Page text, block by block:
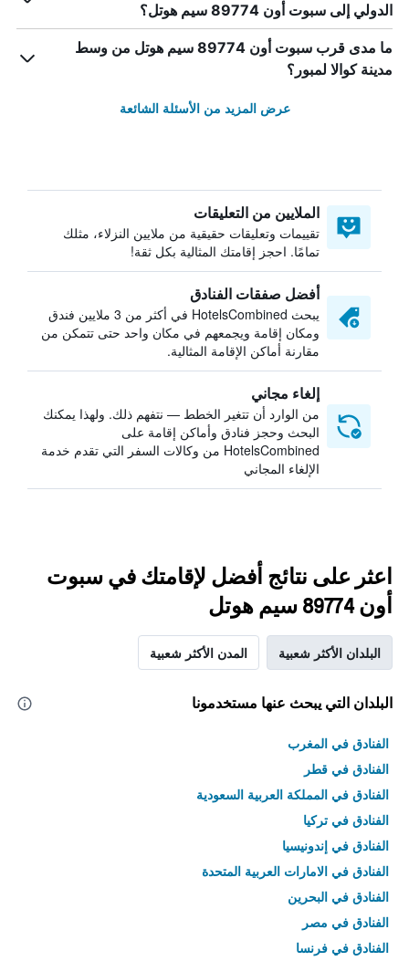
الدولي إلى سبوت أون 89774 سيم هوتل؟
ما مدى قرب سبوت أون 89774 سيم هوتل من وسط
مدينة كوالا لمبور؟
عرض المزيد من الأسئلة الشائعة
الملايين من التعليقات
تقييمات وتعليقات حقيقية من ملايين النزلاء، مثلك
تمامًا. احجز إقامتك المثالية بكل ثقة!
أفضل صفقات الفنادق
يبحث HotelsCombined في أكثر من 3 ملايين فندق
ومكان إقامة ويجمعهم في مكان واحد حتى تتمكن من
مقارنة أماكن الإقامة المثالية.
إلغاء مجاني
من الوارد أن تتغير الخطط — نتفهم ذلك. ولهذا يمكنك
البحث وحجز فنادق وأماكن إقامة على
HotelsCombined من وكالات السفر التي تقدم خدمة
الإلغاء المجاني
اعثر على نتائج أفضل لإقامتك في سبوت
أون 89774 سيم هوتل
البلدان الأكثر شعبية المدن الأكثر شعبية
البلدان التي يبحث عنها مستخدمونا
الفنادق في المغرب
الفنادق في قطر
الفنادق في المملكة العربية السعودية
الفنادق في تركيا
الفنادق في إندونيسيا
الفنادق في الامارات العربية المتحدة
الفنادق في البحرين
الفنادق في مصر
الفنادق في فرنسا